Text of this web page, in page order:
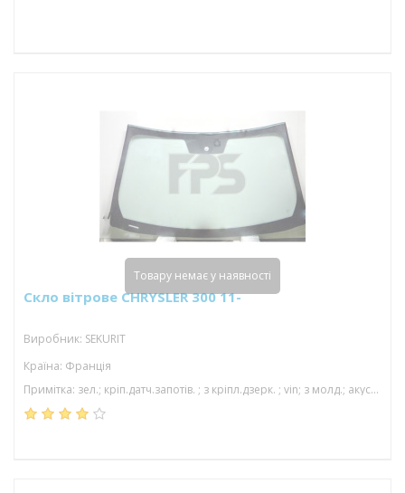
Скло вітрове CHRYSLER 300 11-
Виробник: SEKURIT
Країна: Франція
Примітка: зел.; кріп.датч.запотів. ; з кріпл.дзерк. ; vin; з молд.; акуст; 1598*942
Товару немає у наявності